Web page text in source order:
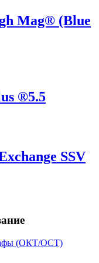
Mag® (Blue
®5.5
SSV
(ОКТ/ОСТ)